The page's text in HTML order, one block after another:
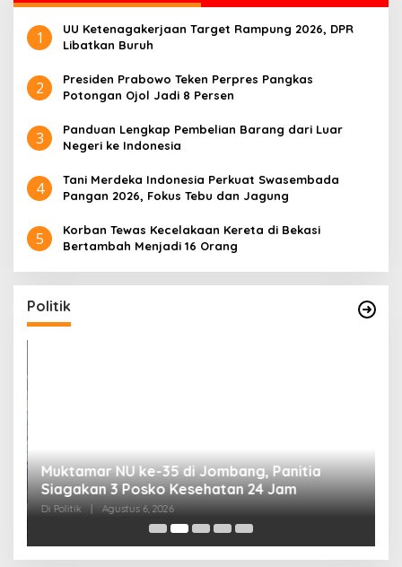
1
UU Ketenagakerjaan Target Rampung 2026, DPR
Libatkan Buruh
2
Presiden Prabowo Teken Perpres Pangkas
Potongan Ojol Jadi 8 Persen
3
Panduan Lengkap Pembelian Barang dari Luar
Negeri ke Indonesia
4
Tani Merdeka Indonesia Perkuat Swasembada
Pangan 2026, Fokus Tebu dan Jagung
5
Korban Tewas Kecelakaan Kereta di Bekasi
Bertambah Menjadi 16 Orang
Politik
Muktamar NU ke-35 di Jombang, Panitia
Siagakan 3 Posko Kesehatan 24 Jam
Di Politik Agustus 6, 2026